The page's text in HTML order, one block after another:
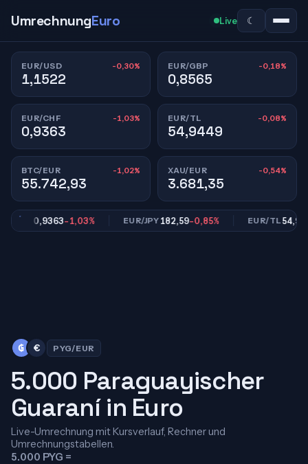
UmrechnungEuro Live ☾
EUR/USD -0,30%
1,1522
EUR/GBP -0,18%
0,8565
EUR/CHF -1,03%
0,9363
EUR/TL -0,08%
54,9449
BTC/EUR -1,02%
55.742,93
XAU/EUR -0,54%
3.681,35
0,9363-1,03% EUR/JPY182,59-0,85% EUR/TL54,9449
₲ € PYG/EUR
5.000 Paraguayischer
Guaraní in Euro
Live-Umrechnung mit Kursverlauf, Rechner und
Umrechnungstabellen.
5.000 PYG =